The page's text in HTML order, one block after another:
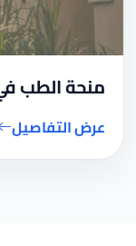
منحة الطب
عرض التفاصيل